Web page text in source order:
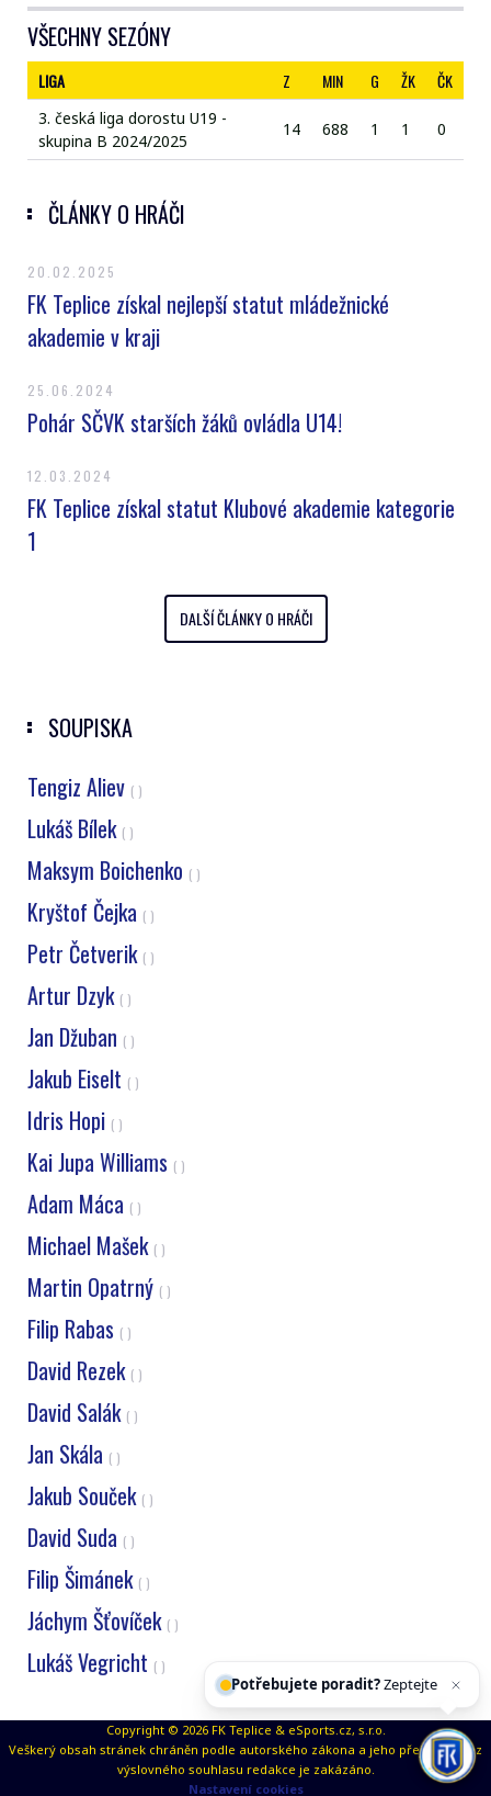
VŠECHNY SEZÓNY
LIGA Z MIN G ŽK ČK
3. česká liga dorostu U19 -
skupina B 2024/2025
14 688 1 1 0
ČLÁNKY O HRÁČI
20.02.2025
FK Teplice získal nejlepší statut mládežnické
akademie v kraji
25.06.2024
Pohár SČVK starších žáků ovládla U14!
12.03.2024
FK Teplice získal statut Klubové akademie kategorie
1
DALŠÍ ČLÁNKY O HRÁČI
SOUPISKA
Tengiz Aliev ( )
Lukáš Bílek ( )
Maksym Boichenko ( )
Kryštof Čejka ( )
Petr Četverik ( )
Artur Dzyk ( )
Jan Džuban ( )
Jakub Eiselt ( )
Idris Hopi ( )
Kai Jupa Williams ( )
Adam Máca ( )
Michael Mašek ( )
Martin Opatrný ( )
Filip Rabas ( )
David Rezek ( )
David Salák ( )
Jan Skála ( )
Jakub Souček ( )
David Suda ( )
Filip Šimánek ( )
Jáchym Šťovíček ( )
Lukáš Vegricht ( )
Copyright © 2026 FK Teplice & eSports.cz, s.r.o.
Veškerý obsah stránek chráněn podle autorského zákona a jeho přejímaní bez
výslovného souhlasu redakce je zakázáno.
Nastavení cookies
Potřebujete poradit?Zeptejte se našeho asi